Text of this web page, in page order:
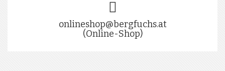
onlineshop@bergfuchs.at
(Online-Shop)